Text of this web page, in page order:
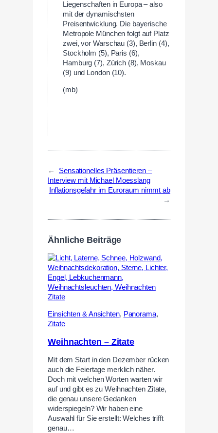
Liegenschaften in Europa – also
mit der dynamischsten
Preisentwicklung. Die bayerische
Metropole München folgt auf Platz
zwei, vor Warschau (3), Berlin (4),
Stockholm (5), Paris (6),
Hamburg (7), Zürich (8), Moskau
(9) und London (10).
(mb)
←
Sensationelles Präsentieren –
Interview mit Michael Moesslang
Inflationsgefahr im Euroraum nimmt ab
→
Ähnliche Beiträge
Einsichten & Ansichten, Panorama,
Zitate
Weihnachten – Zitate
Mit dem Start in den Dezember rücken
auch die Feiertage merklich näher.
Doch mit welchen Worten warten wir
auf und gibt es zu Weihnachten Zitate,
die genau unsere Gedanken
widerspiegeln? Wir haben eine
Auswahl für Sie erstellt: Welches trifft
genau…